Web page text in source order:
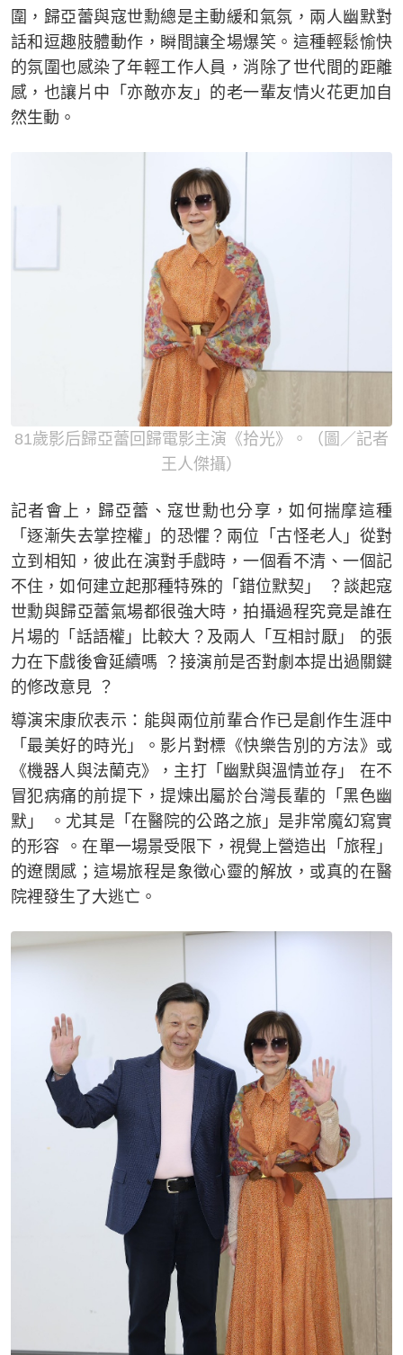
圍，歸亞蕾與寇世勳總是主動緩和氣氛，兩人幽默對
話和逗趣肢體動作，瞬間讓全場爆笑。這種輕鬆愉快
的氛圍也感染了年輕工作人員，消除了世代間的距離
感，也讓片中「亦敵亦友」的老一輩友情火花更加自
然生動。
81歲影后歸亞蕾回歸電影主演《拾光》。（圖／記者
王人傑攝）
記者會上，歸亞蕾、寇世勳也分享，如何揣摩這種
「逐漸失去掌控權」的恐懼？兩位「古怪老人」從對
立到相知，彼此在演對手戲時，一個看不清、一個記
不住，如何建立起那種特殊的「錯位默契」 ？談起寇
世勳與歸亞蕾氣場都很強大時，拍攝過程究竟是誰在
片場的「話語權」比較大？及兩人「互相討厭」 的張
力在下戲後會延續嗎 ？接演前是否對劇本提出過關鍵
的修改意見 ？
導演宋康欣表示：能與兩位前輩合作已是創作生涯中
「最美好的時光」。影片對標《快樂告別的方法》或
《機器人與法蘭克》，主打「幽默與溫情並存」 在不
冒犯病痛的前提下，提煉出屬於台灣長輩的「黑色幽
默」 。尤其是「在醫院的公路之旅」是非常魔幻寫實
的形容 。在單一場景受限下，視覺上營造出「旅程」
的遼闊感；這場旅程是象徵心靈的解放，或真的在醫
院裡發生了大逃亡。